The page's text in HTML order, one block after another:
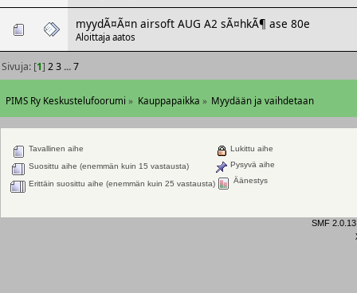
myydÃ¤Ã¤n airsoft AUG A2 sÃ¤hkÃ¶ ase 80e
Aloittaja aatos
Sivuja: [1]2 3 ...7
PIMS Ry Keskustelufoorumi » Kauppapaikka » Myydään ja vaihdetaan
Tavallinen aihe
Suosittu aihe (enemmän kuin 15 vastausta)
Erittäin suosittu aihe (enemmän kuin 25 vastausta)
Lukittu aihe
Pysyvä aihe
Äänestys
SMF 2.0.13